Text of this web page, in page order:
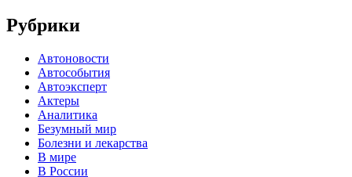
Рубрики
Автоновости
Автособытия
Автоэксперт
Актеры
Аналитика
Безумный мир
Болезни и лекарства
В мире
В России